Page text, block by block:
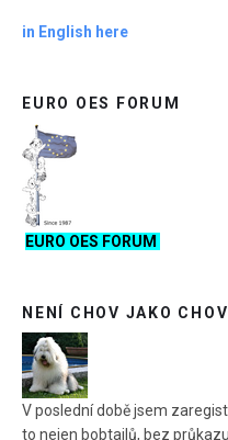
in English here
EURO OES FORUM
EURO OES FORUM
NENÍ CHOV JAKO CHOV
V poslední době jsem
to nejen bobtailů, bez průkazu